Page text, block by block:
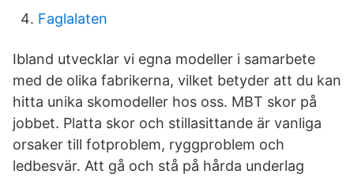
Faglalaten
Ibland utvecklar vi egna modeller i samarbete
med de olika fabrikerna, vilket betyder att du kan
hitta unika skomodeller hos oss. MBT skor på
jobbet. Platta skor och stillasittande är vanliga
orsaker till fotproblem, ryggproblem och
ledbesvär. Att gå och stå på hårda underlag